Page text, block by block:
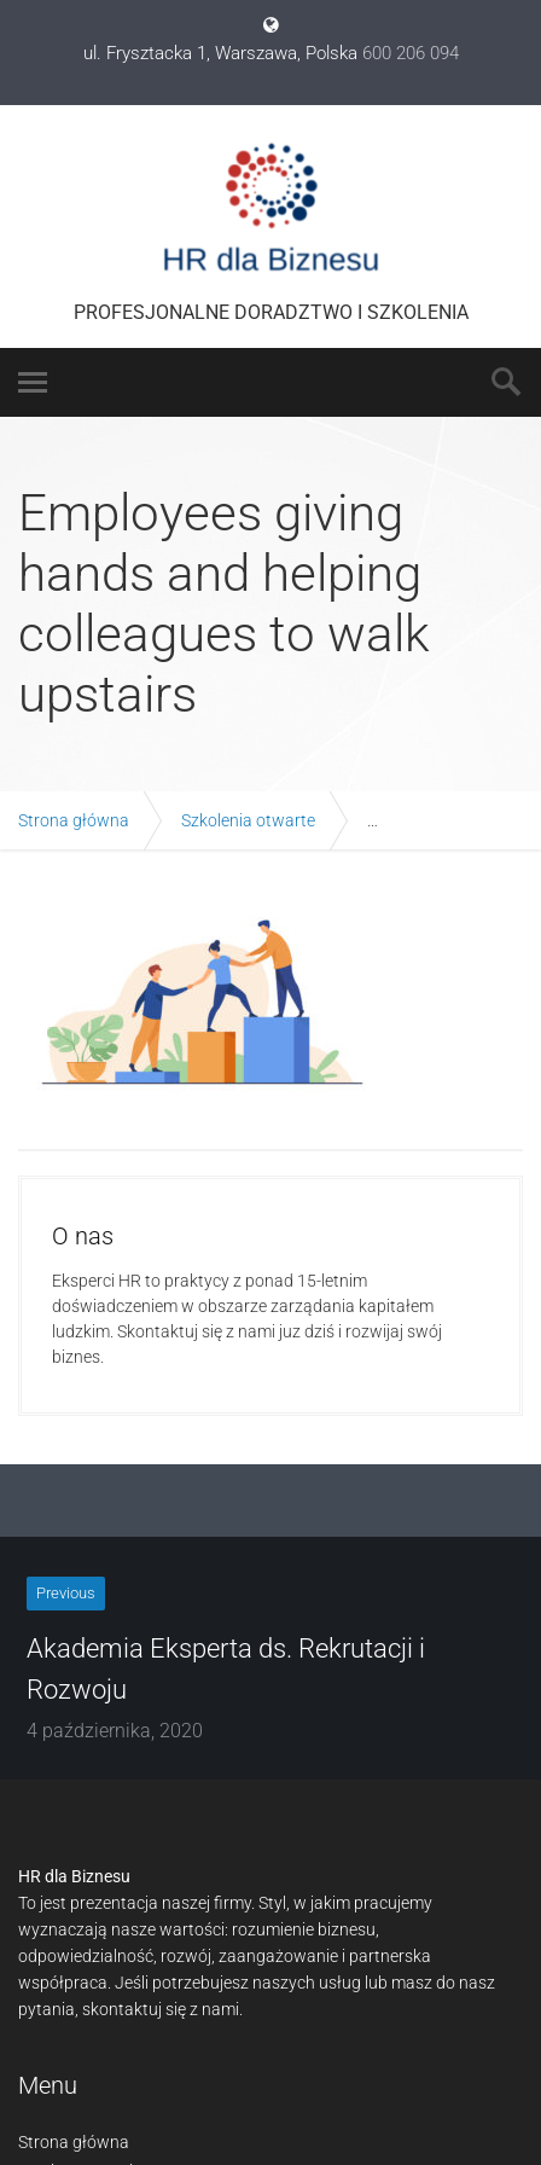
ul. Frysztacka 1, Warszawa, Polska 600 206 094
PROFESJONALNE DORADZTWO I SZKOLENIA
Employees giving
hands and helping
colleagues to walk
upstairs
Strona główna Szkolenia otwarte
O nas
Eksperci HR to praktycy z ponad 15-letnim
doświadczeniem w obszarze zarządania kapitałem
ludzkim. Skontaktuj się z nami juz dziś i rozwijaj swój
biznes.
Previous
Akademia Eksperta ds. Rekrutacji i
Rozwoju
4 października, 2020
HR dla Biznesu
To jest prezentacja naszej firmy. Styl, w jakim pracujemy
wyznaczają nasze wartości: rozumienie biznesu,
odpowiedzialność, rozwój, zaangażowanie i partnerska
współpraca. Jeśli potrzebujesz naszych usług lub masz do nasz
pytania, skontaktuj się z nami.
Menu
Strona główna